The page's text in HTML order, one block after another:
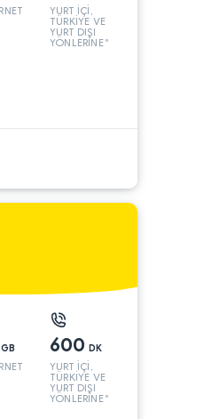
YURT İÇİ,
TÜRKİYE VE
YURT DIŞI
YÖNLERİNE*
GB 600 DK
YURT İÇİ,
TÜRKİYE VE
YURT DIŞI
YÖNLERİNE*